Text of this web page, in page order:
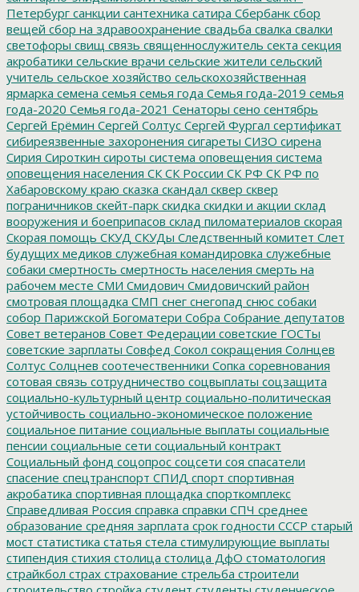
Петербург санкции сантехника сатира Сбербанк сбор
вещей сбор на здравоохранение свадьба свалка свалки
светофоры свищ связь священнослужитель секта секция
акробатики сельские врачи сельские жители сельский
учитель сельское хозяйство сельскохозяйственная
ярмарка семена семья семья года Семья года-2019 семья
года-2020 Семья года-2021 Сенаторы сено сентябрь
Сергей Ерёмин Сергей Солтус Сергей Фургал сертификат
сибиреязвенные захоронения сигареты СИЗО сирена
Сирия Сироткин сироты система оповещения система
оповещения населения СК СК России СК РФ СК РФ по
Хабаровскому краю сказка скандал сквер сквер
пограничников скейт-парк скидка скидки и акции склад
вооружения и боеприпасов склад пиломатериалов скорая
Скорая помощь СКУД СКУДы Следственный комитет Слет
будущих медиков служебная командировка служебные
собаки смертность смертность населения смерть на
рабочем месте СМИ Смидович Смидовичский район
смотровая площадка СМП снег снегопад снюс собаки
собор Парижской Богоматери Собра Собрание депутатов
Совет ветеранов Совет Федерации советские ГОСТы
советские зарплаты Совфед Сокол сокращения Солнцев
Солтус Солцнев соотечественники Сопка соревнования
сотовая связь сотрудничество соцвыплаты соцзащита
социально-культурный центр социально-политическая
устойчивость социально-экономическое положение
социальное питание социальные выплаты социальные
пенсии социальные сети социальный контракт
Социальный фонд соцопрос соцсети соя спасатели
спасение спецтранспорт СПИД спорт спортивная
акробатика спортивная площадка спорткомплекс
Справедливая Россия справка справки СПЧ среднее
образование средняя зарплата срок годности СССР старый
мост статистика статья стела стимулирующие выплаты
стипендия стихия столица столица ДфО стоматология
страйкбол страх страхование стрельба строители